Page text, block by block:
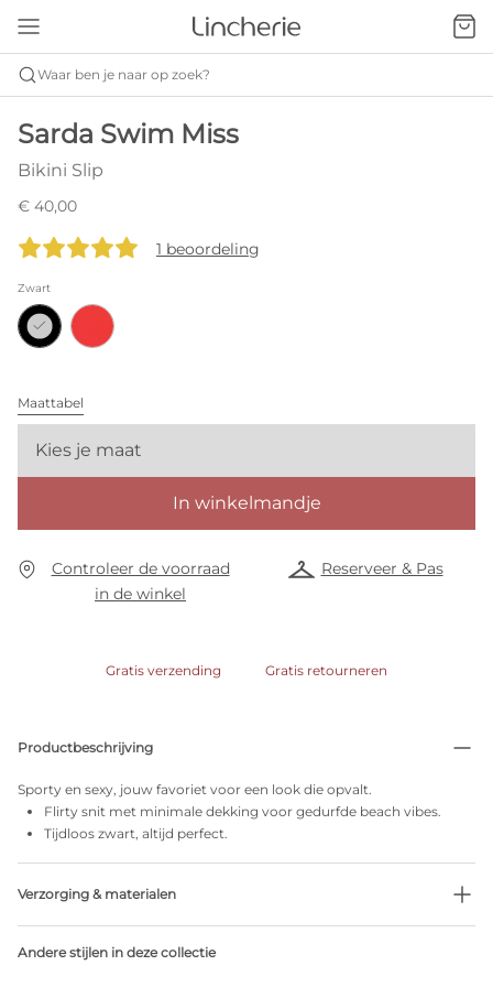
Waar ben je naar op zoek?
Sarda Swim Miss
Bikini Slip
€ 40,00
1 beoordeling
Zwart
Maattabel
Kies je maat
In winkelmandje
Controleer de voorraad
in de winkel
Reserveer & Pas
Gratis verzending Gratis retourneren
Productbeschrijving
Sporty en sexy, jouw favoriet voor een look die opvalt.
Flirty snit met minimale dekking voor gedurfde beach vibes.
Tijdloos zwart, altijd perfect.
Verzorging & materialen
Geen professionele reiniging
Andere stijlen in deze collectie